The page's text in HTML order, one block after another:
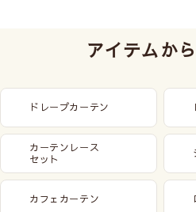
アイテムか
ドレープカーテン
カーテンレース
セット
カフェカーテン